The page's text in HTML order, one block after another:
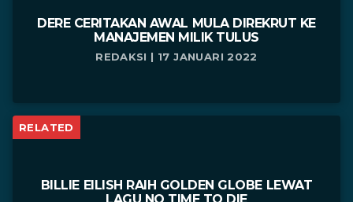
DERE CERITAKAN AWAL MULA DIREKRUT KE
MANAJEMEN MILIK TULUS
REDAKSI | 17 JANUARI 2022
RELATED
BILLIE EILISH RAIH GOLDEN GLOBE LEWAT
LAGU NO TIME TO DIE